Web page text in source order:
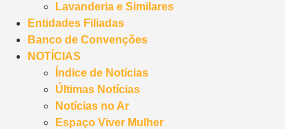
Lavanderia e Similares
Entidades Filiadas
Banco de Convenções
NOTÍCIAS
Índice de Notícias
Últimas Notícias
Notícias no Ar
Espaço Viver Mulher